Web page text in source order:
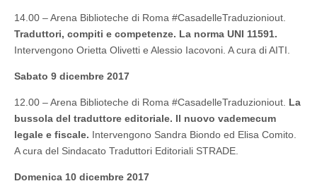
14.00 – Arena Biblioteche di Roma #CasadelleTraduzioniout.
Traduttori, compiti e competenze. La norma UNI 11591.
Intervengono Orietta Olivetti e Alessio Iacovoni. A cura di AITI.
Sabato 9 dicembre 2017
12.00 – Arena Biblioteche di Roma #CasadelleTraduzioniout. La
bussola del traduttore editoriale. Il nuovo vademecum
legale e fiscale. Intervengono Sandra Biondo ed Elisa Comito.
A cura del Sindacato Traduttori Editoriali STRADE.
Domenica 10 dicembre 2017